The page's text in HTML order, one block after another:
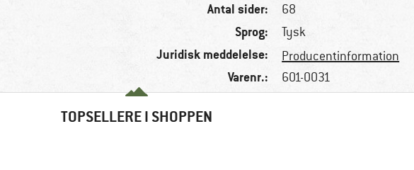
Antal sider: 68
Sprog: Tysk
Juridisk meddelelse: Producentinformation
Varenr.: 601-0031
TOPSELLERE I SHOPPEN